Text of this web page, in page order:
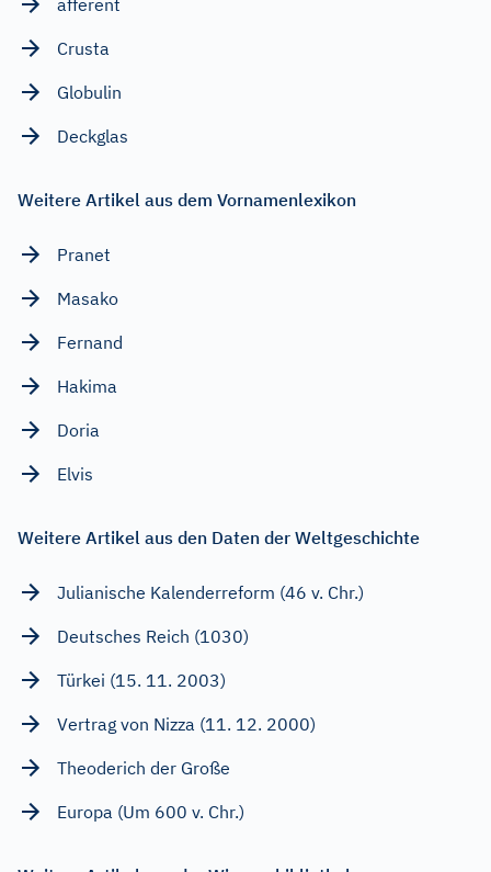
Crusta
Globulin
Deckglas
Weitere Artikel aus dem Vornamenlexikon
Pranet
Masako
Fernand
Hakima
Doria
Elvis
Weitere Artikel aus den Daten der Weltgeschichte
Julianische Kalenderreform (46 v. Chr.)
Deutsches Reich (1030)
Türkei (15. 11. 2003)
Vertrag von Nizza (11. 12. 2000)
Theoderich der Große
Europa (Um 600 v. Chr.)